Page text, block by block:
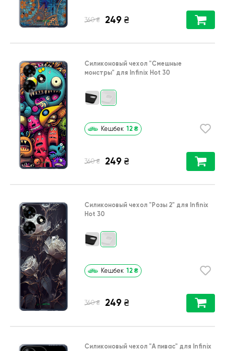
360 ₴ 249 ₴
Силиконовый чехол "Cмешные
монстры" для Infinix Hot 30
Кешбек 12 ₴
360 ₴ 249 ₴
Силиконовый чехол "Розы 2" для Infinix
Hot 30
Кешбек 12 ₴
360 ₴ 249 ₴
Силиконовый чехол "А пивас" для Infinix